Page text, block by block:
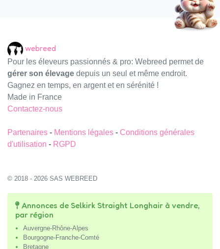
webreed
Pour les éleveurs passionnés & pro: Webreed permet de
gérer son élevage depuis un seul et même endroit.
Gagnez en temps, en argent et en sérénité !
Made in France
Contactez-nous
Partenaires - Mentions légales - Conditions générales
d'utilisation - RGPD
© 2018 - 2026 SAS WEBREED
Annonces de Selkirk Straight Longhair à vendre,
par région
Auvergne-Rhône-Alpes
Bourgogne-Franche-Comté
Bretagne